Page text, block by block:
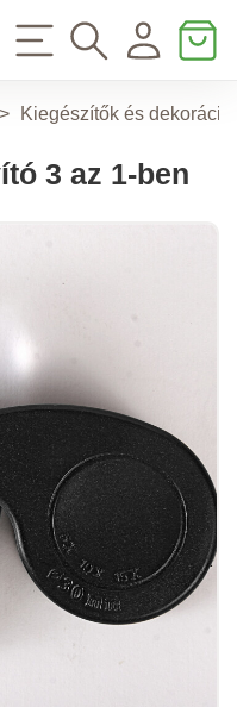
> Kiegészítők és
3 az 1-ben